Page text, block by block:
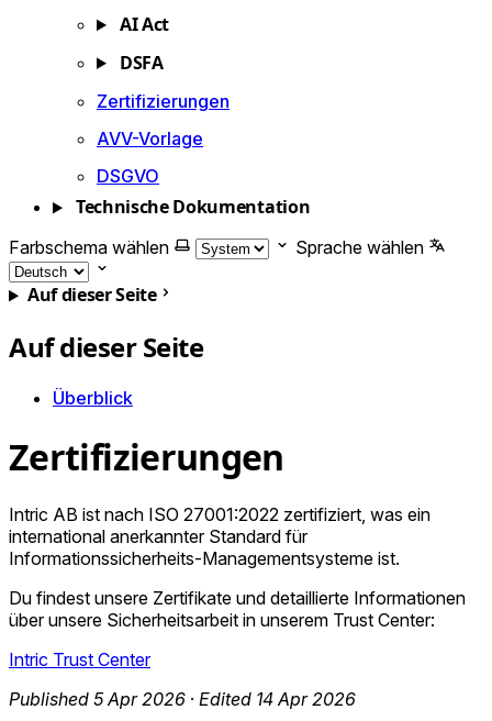
AI Act
DSFA
Zertifizierungen
AVV-Vorlage
DSGVO
Technische Dokumentation
Farbschema wählen Sprache wählen
Auf dieser Seite
Auf dieser Seite
Überblick
Zertifizierungen
Intric AB ist nach ISO 27001:2022 zertifiziert, was ein
international anerkannter Standard für
Informationssicherheits-Managementsysteme ist.
Du findest unsere Zertifikate und detaillierte Informationen
über unsere Sicherheitsarbeit in unserem Trust Center:
Intric Trust Center
Published 5 Apr 2026 · Edited 14 Apr 2026